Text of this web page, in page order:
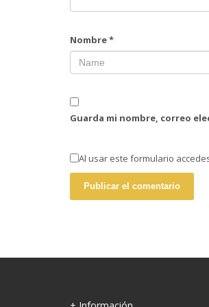
Nombre*
Guarda mi nombre, correo
Al usar este formulario